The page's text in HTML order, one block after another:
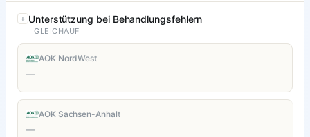
Unterstützung bei Behandlungsfehlern
GLEICHAUF
AOK NordWest
—
AOK Sachsen-Anhalt
—